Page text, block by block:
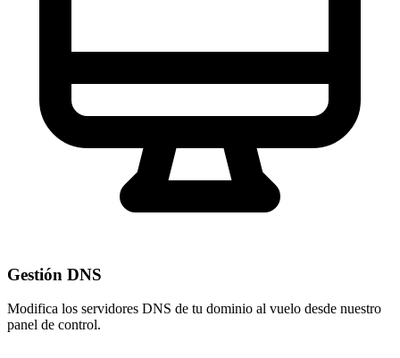
Gestión DNS
Modifica los servidores DNS de tu dominio al vuelo desde nuestro
panel de control.